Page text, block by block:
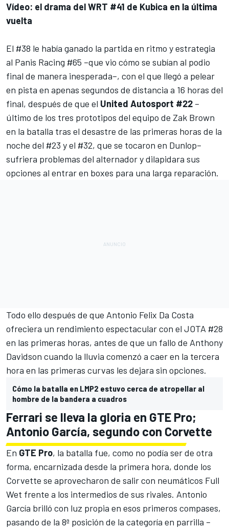
Vídeo: el drama del WRT #41 de Kubica en la última
vuelta
El #38 le había ganado la partida en ritmo y estrategia
al Panis Racing #65 –que vio cómo se subían al podio
final de manera inesperada–, con el que llegó a pelear
en pista en apenas segundos de distancia a 16 horas del
final, después de que el United Autosport #22 –
último de los tres prototipos del equipo de Zak Brown
en la batalla tras el desastre de las primeras horas de la
noche del #23 y el #32, que se tocaron en Dunlop–
sufriera problemas del alternador y dilapidara sus
opciones al entrar en boxes para una larga reparación.
Todo ello después de que Antonio Felix Da Costa
ofreciera un rendimiento espectacular con el JOTA #28
en las primeras horas, antes de que un fallo de Anthony
Davidson cuando la lluvia comenzó a caer en la tercera
hora en las primeras curvas les dejara sin opciones.
Cómo la batalla en LMP2 estuvo cerca de atropellar al
hombre de la bandera a cuadros
Ferrari se lleva la gloria en GTE Pro;
Antonio García, segundo con Corvette
En GTE Pro, la batalla fue, como no podía ser de otra
forma, encarnizada desde la primera hora, donde los
Corvette se aprovecharon de salir con neumáticos Full
Wet frente a los intermedios de sus rivales. Antonio
García brilló con luz propia en esos primeros compases,
pasando de la 8ª posición de la categoría en parrilla –